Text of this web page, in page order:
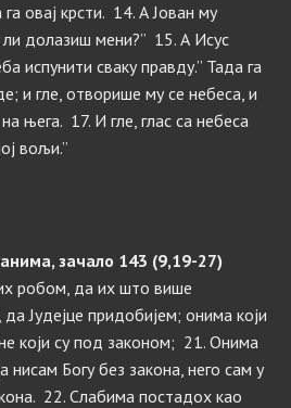
овај крсти. 14. А Јован му
долазиш мени?” 15. А Исус
испунити сваку правду.” Тада га
и гле, отворише му се небеса, и
њега. 17. И гле, глас са небеса
вољи.”
зачало 143 (9,19-27)
робом, да их што више
Јудејце придобијем; онима који
који су под законом; 21. Онима
нисам Богу без закона, него сам у
22. Слабима постадох као